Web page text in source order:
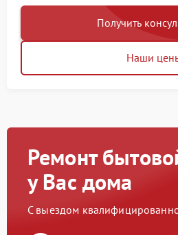
Получить
Наши
Ремонт
у Вас дома
С выездом